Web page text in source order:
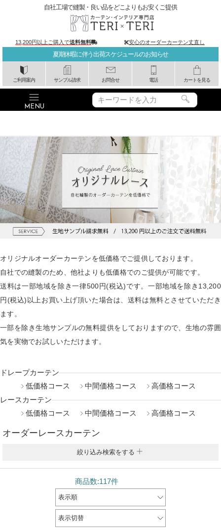
夏期休暇に伴う出荷スケジュールのお知らせ
ご利用案内 サンプル請求 お問合せ 電話 カートを見る
自社工場で縫製・良い品をどこよりもお安くご提供
13,200円以上ご購入で送料無料 安心のオーダーカーテン丈直し
オリジナルオーダーカーテンを低価格でご提供しております。
自社での縫製のため、他社よりも低価格でのご提供が可能です。
送料は一部地域を除き一律500円(税込)です。一部地域を除き13,200
円(税込)以上お買い上げ頂いた場合は、送料は無料とさせていただき
ます。
一部を除き生地サンプルの無料提供をしておりますので、生地の雰囲
気を実物でお試しいただけます。
ドレープカーテン
低価格コース
中間価格コース
高価格コース
レースカーテン
低価格コース
中間価格コース 高価格コース
オーダーレースカーテン
絞り込み検索をする
商品数:117件
表示順
表示切替